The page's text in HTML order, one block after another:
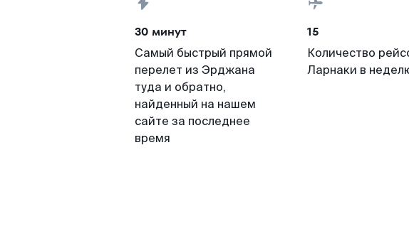
30 минут
Самый быстрый прямой
перелет из Эрджана
туда и обратно,
найденный на нашем
сайте за последнее
время
15
Количество
Ларнаки в